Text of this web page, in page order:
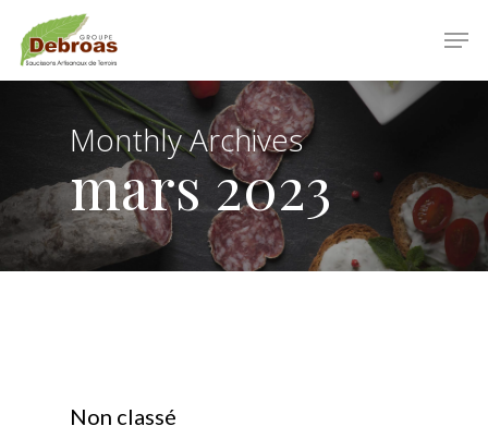
main
content
Monthly Archives
mars 2023
Non classé
Menu